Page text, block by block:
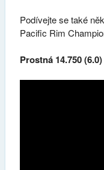
Podívejte se také
Pacific Rim
Prostná 14.750 (6.0)